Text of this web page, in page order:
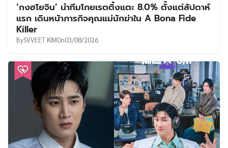
‘กงฮโยจิน’ นำทีมโกยเรตติ้งแตะ 8.0% ตั้งแต่สัปดาห์
แรก เดินหน้าภารกิจคุณแม่นักฆ่าใน A Bona Fide
Killer
BySVVEET KIMOn03/08/2026